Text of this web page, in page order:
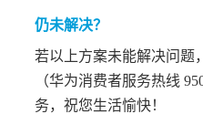
仍未解决？
若以上方案未能解决问题
（华为消费者服务热线
务，祝您生活愉快！